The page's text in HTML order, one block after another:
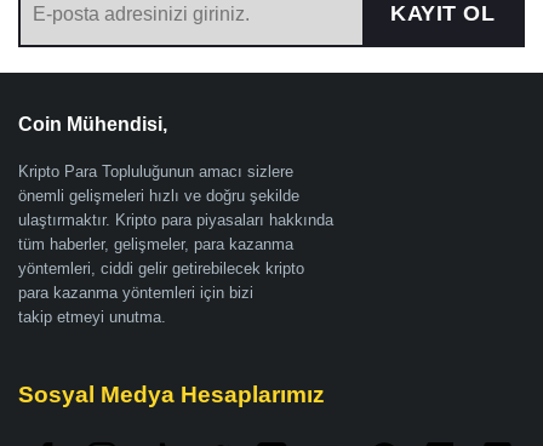
KAYIT OL
Coin Mühendisi,
Kripto Para Topluluğunun amacı sizlere
önemli gelişmeleri hızlı ve doğru şekilde
ulaştırmaktır. Kripto para piyasaları hakkında
tüm haberler, gelişmeler, para kazanma
yöntemleri, ciddi gelir getirebilecek kripto
para kazanma yöntemleri için bizi
takip etmeyi unutma.
Sosyal Medya Hesaplarımız